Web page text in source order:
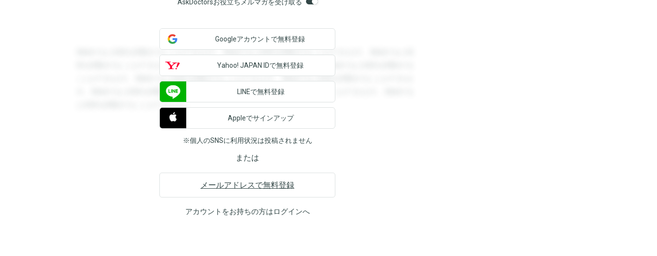
AskDoctorsお役立ちメルマガを受け取る
登録すると回答を閲覧することができます。登録すると回答を閲覧することができます。登録すると回
答を閲覧することができます。登録すると回答を閲覧することができます。登録すると回答を閲覧する
ことができます。登録すると回答を閲覧することができます。登録すると回答を閲覧することができま
す。登録すると回答を閲覧することができます。登録すると回答を閲覧することができます。登録する
と回答を閲覧することができます。
Googleアカウントで無料登録
Yahoo! JAPAN IDで無料登録
LINEで無料登録
Appleでサインアップ
※個人のSNSに利用状況は投稿されません
または
メールアドレスで無料登録
アカウントをお持ちの方はログインへ